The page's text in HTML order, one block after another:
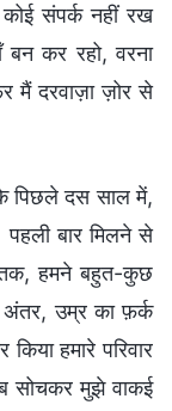
संपर्क नहीं रख
कर रहो, वरना
मैं दरवाज़ा ज़ोर से
पिछले दस साल में,
बार मिलने से
तक, हमने बहुत-कुछ
अंतर, उम्र का फ़र्क
हमारे परिवार
सोचकर मुझे वाकई